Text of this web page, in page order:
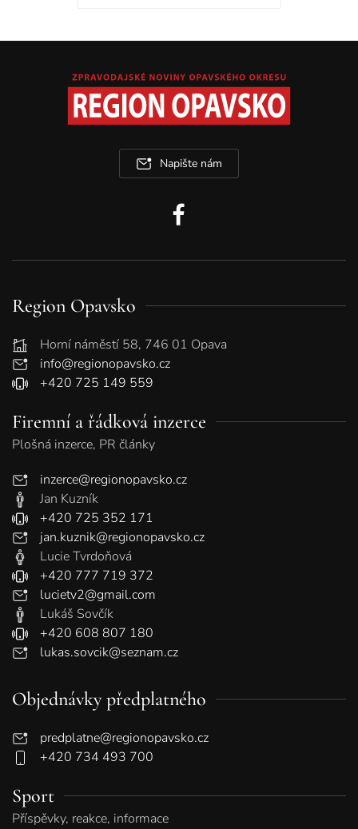
Napište nám
Region Opavsko
Horní náměstí 58, 746 01 Opava
info@regionopavsko.cz
+420 725 149 559
Firemní a řádková inzerce
Plošná inzerce, PR články
inzerce@regionopavsko.cz
Jan Kuzník
+420 725 352 171
jan.kuznik@regionopavsko.cz
Lucie Tvrdoňová
+420 777 719 372
lucietv2@gmail.com
Lukáš Sovčík
+420 608 807 180
lukas.sovcik@seznam.cz
Objednávky předplatného
predplatne@regionopavsko.cz
+420 734 493 700
Sport
Příspěvky, reakce, informace